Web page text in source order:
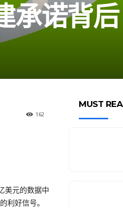
承诺背后
162
美元的数据中
利好信号。
MUST